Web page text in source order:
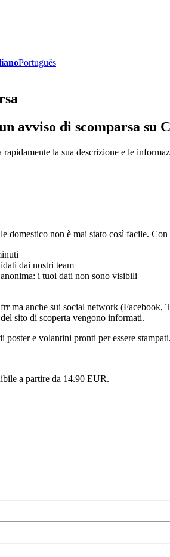
Português
avviso di scomparsa su
la sua descrizione e le
domestico non è mai stato così facile.
dai nostri team
i tuoi dati non sono visibili
ma anche sui social network
sito di scoperta vengono informati.
e volantini pronti per essere stampati.
a partire da 14.90 EUR.